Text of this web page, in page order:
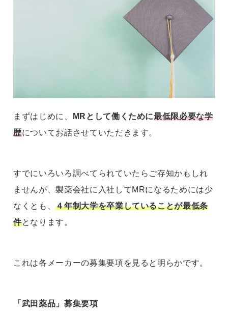
まずはじめに、 MRとして働くために最低限必要な学
歴についてお話させていただきます。
すでにいろいろ調べてられていたらご存知かもしれ
ませんが、製薬会社に入社してMRになるためには少
なくとも、４年制大学を卒業していることが最低条
件となります。
これは各メーカーの募集要項を見ると明らかです。
「武田薬品」募集要項